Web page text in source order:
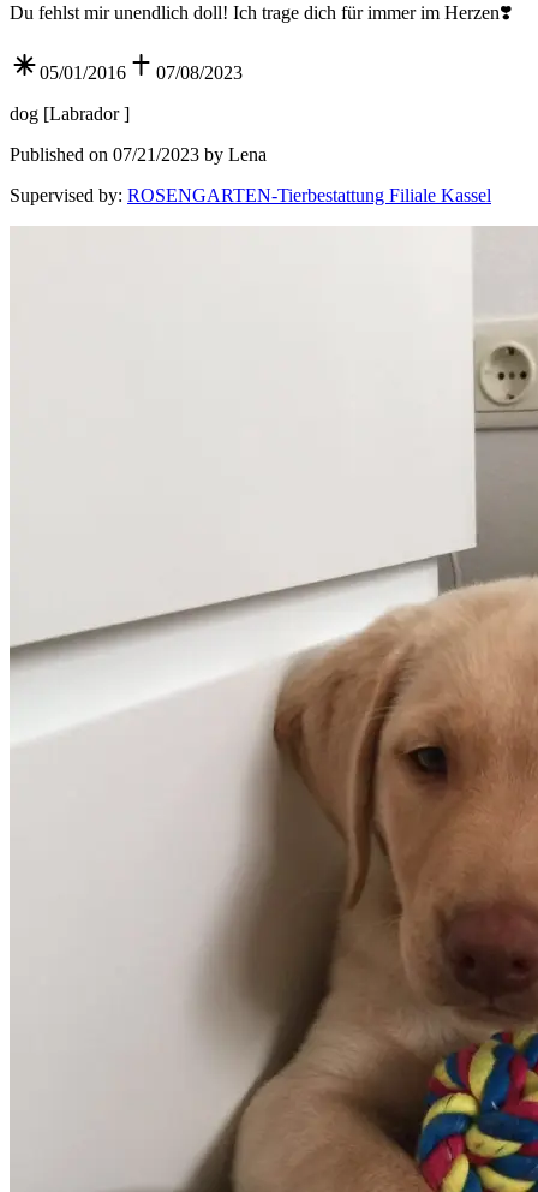
Du fehlst mir unendlich doll! Ich trage dich für immer im Herzen❣️
05/01/2016
07/08/2023
dog [Labrador]
Published on 07/21/2023 by Lena
Supervised by: ROSENGARTEN-Tierbestattung Filiale Kassel